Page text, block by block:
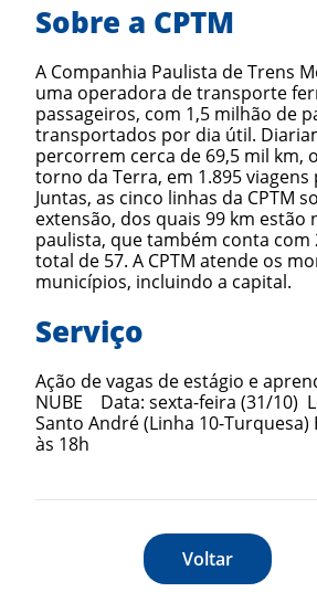
Sobre a CPTM
A Companhia Paulista de Trens
uma operadora de transporte
passageiros, com 1,5 milhão de
transportados por dia útil.
percorrem cerca de 69,5 mil km,
torno da Terra, em 1.895
Juntas, as cinco linhas da CPTM
extensão, dos quais 99 km estão
paulista, que também conta com
total de 57. A CPTM atende os
municípios, incluindo a capital.
Serviço
Ação de vagas de estágio e
NUBE Data: sexta-feira (31/10)
Santo André (Linha 10-Turquesa)
às 18h
Voltar